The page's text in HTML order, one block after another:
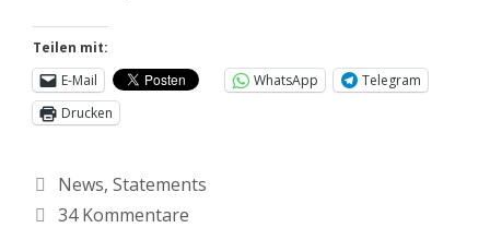
Teilen mit:
E-Mail
WhatsApp
Telegram
Drucken
News, Statements
34 Kommentare